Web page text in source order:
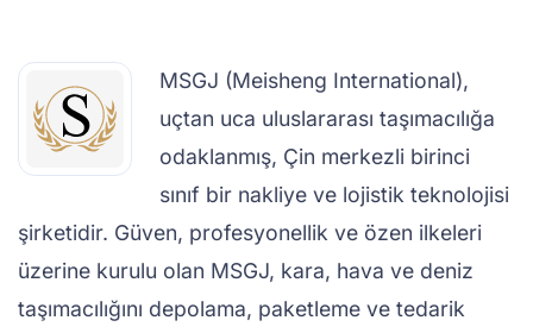
MSGJ (Meisheng International),
uçtan uca uluslararası taşımacılığa
odaklanmış, Çin merkezli birinci
sınıf bir nakliye ve lojistik teknolojisi
şirketidir. Güven, profesyonellik ve özen ilkeleri
üzerine kurulu olan MSGJ, kara, hava ve deniz
taşımacılığını depolama, paketleme ve tedarik